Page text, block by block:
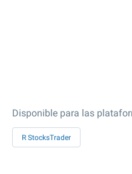
Disponible para las
R StocksTrader